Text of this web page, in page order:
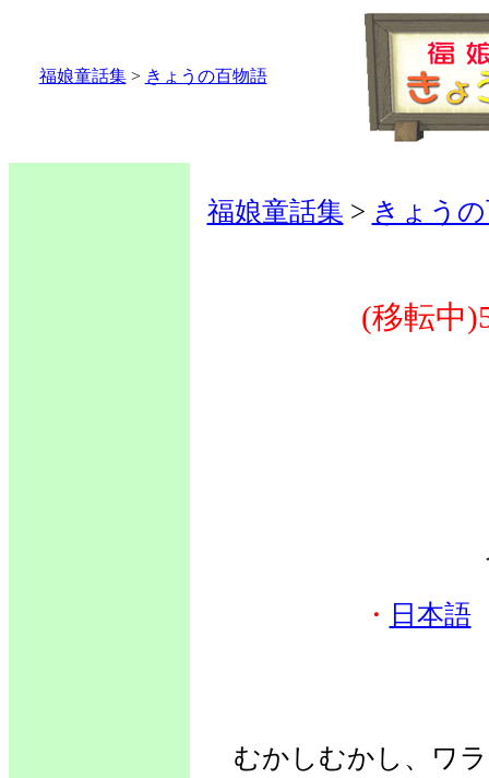
福娘童話集> きょうの百物語
福娘童話集 > きょう
(移転中
・ 日本語
むかしむかし、ワ